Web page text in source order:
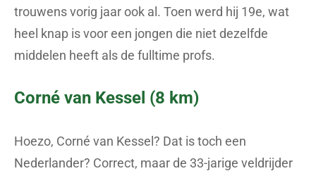
trouwens vorig jaar ook al. Toen werd hij 19e, wat
heel knap is voor een jongen die niet dezelfde
middelen heeft als de fulltime profs.
Corné van Kessel (8 km)
Hoezo, Corné van Kessel? Dat is toch een
Nederlander? Correct, maar de 33-jarige veldrijder